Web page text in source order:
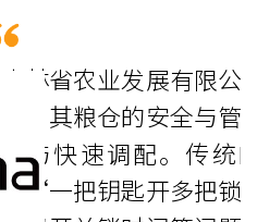
吉林省农业发展有限
构，其粮仓的安全与
备与快速调配。传统
在“一把钥匙开多把锁